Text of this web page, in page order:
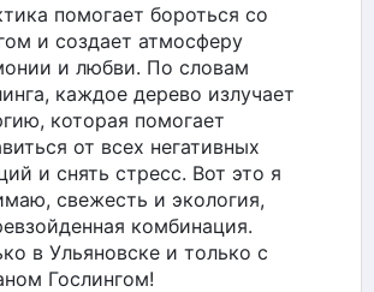
помогает бороться со
и создает атмосферу
и любви. По словам
каждое дерево излучает
которая помогает
от всех негативных
и снять стресс. Вот это я
свежесть и экология,
комбинация.
в Ульяновске и только с
Гослингом!